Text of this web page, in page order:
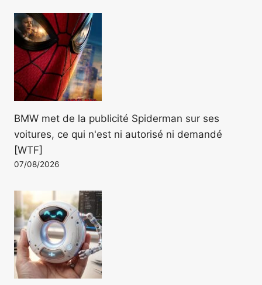
BMW met de la publicité Spiderman sur ses
voitures, ce qui n'est ni autorisé ni demandé
[WTF]
07/08/2026